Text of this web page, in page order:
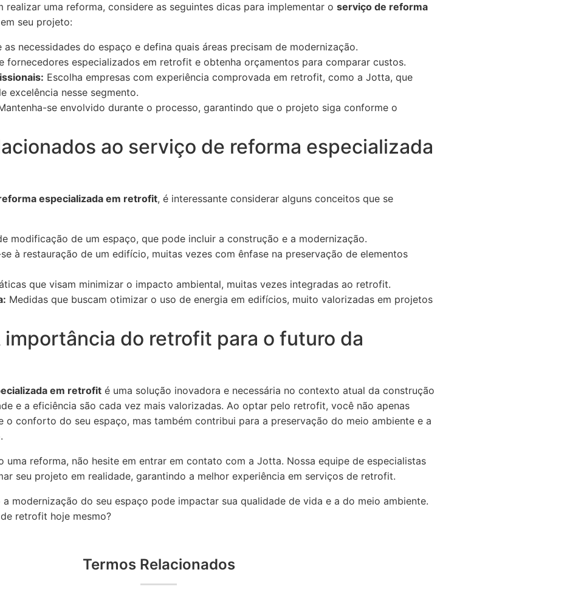
realizar uma reforma, considere as seguintes dicas para implementar o serviço de reforma
em seu projeto:
as necessidades do espaço e defina quais áreas precisam de modernização.
fornecedores especializados em retrofit e obtenha orçamentos para comparar custos.
Escolha empresas com experiência comprovada em retrofit, como a Jotta, que
excelência nesse segmento.
se envolvido durante o processo, garantindo que o projeto siga conforme o
ao serviço de reforma especializada
especializada em retrofit, é interessante considerar alguns conceitos que se
modificação de um espaço, que pode incluir a construção e a modernização.
à restauração de um edifício, muitas vezes com ênfase na preservação de elementos
que visam minimizar o impacto ambiental, muitas vezes integradas ao retrofit.
Medidas que buscam otimizar o uso de energia em edifícios, muito valorizadas em projetos
importância do retrofit para o futuro da
em retrofit é uma solução inovadora e necessária no contexto atual da construção
e a eficiência são cada vez mais valorizadas. Ao optar pelo retrofit, você não apenas
o conforto do seu espaço, mas também contribui para a preservação do meio ambiente e a
uma reforma, não hesite em entrar em contato com a Jotta. Nossa equipe de especialistas
seu projeto em realidade, garantindo a melhor experiência em serviços de retrofit.
a modernização do seu espaço pode impactar sua qualidade de vida e a do meio ambiente.
retrofit hoje mesmo?
Termos Relacionados